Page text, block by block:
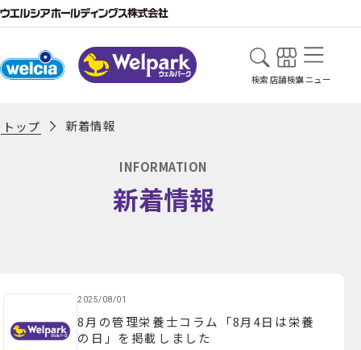
検索 店舗検索メニュー
トップ 新着情報
INFORMATION
新着情報
2025/08/01
8月の管理栄養士コラム「8月4日は栄養
の日」を掲載しました